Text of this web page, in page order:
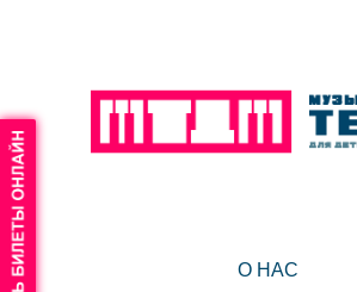
О НАС